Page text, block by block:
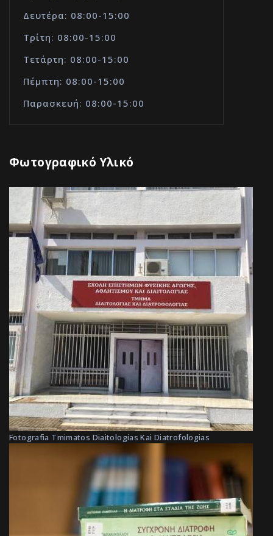
Δευτέρα: 08:00-15:00
Τρίτη: 08:00-15:00
Τετάρτη: 08:00-15:00
Πέμπτη: 08:00-15:00
Παρασκευή: 08:00-15:00
Φωτογραφικό Υλικό
Fotografia Tmimatos Diaitologias Kai Diatrofologias